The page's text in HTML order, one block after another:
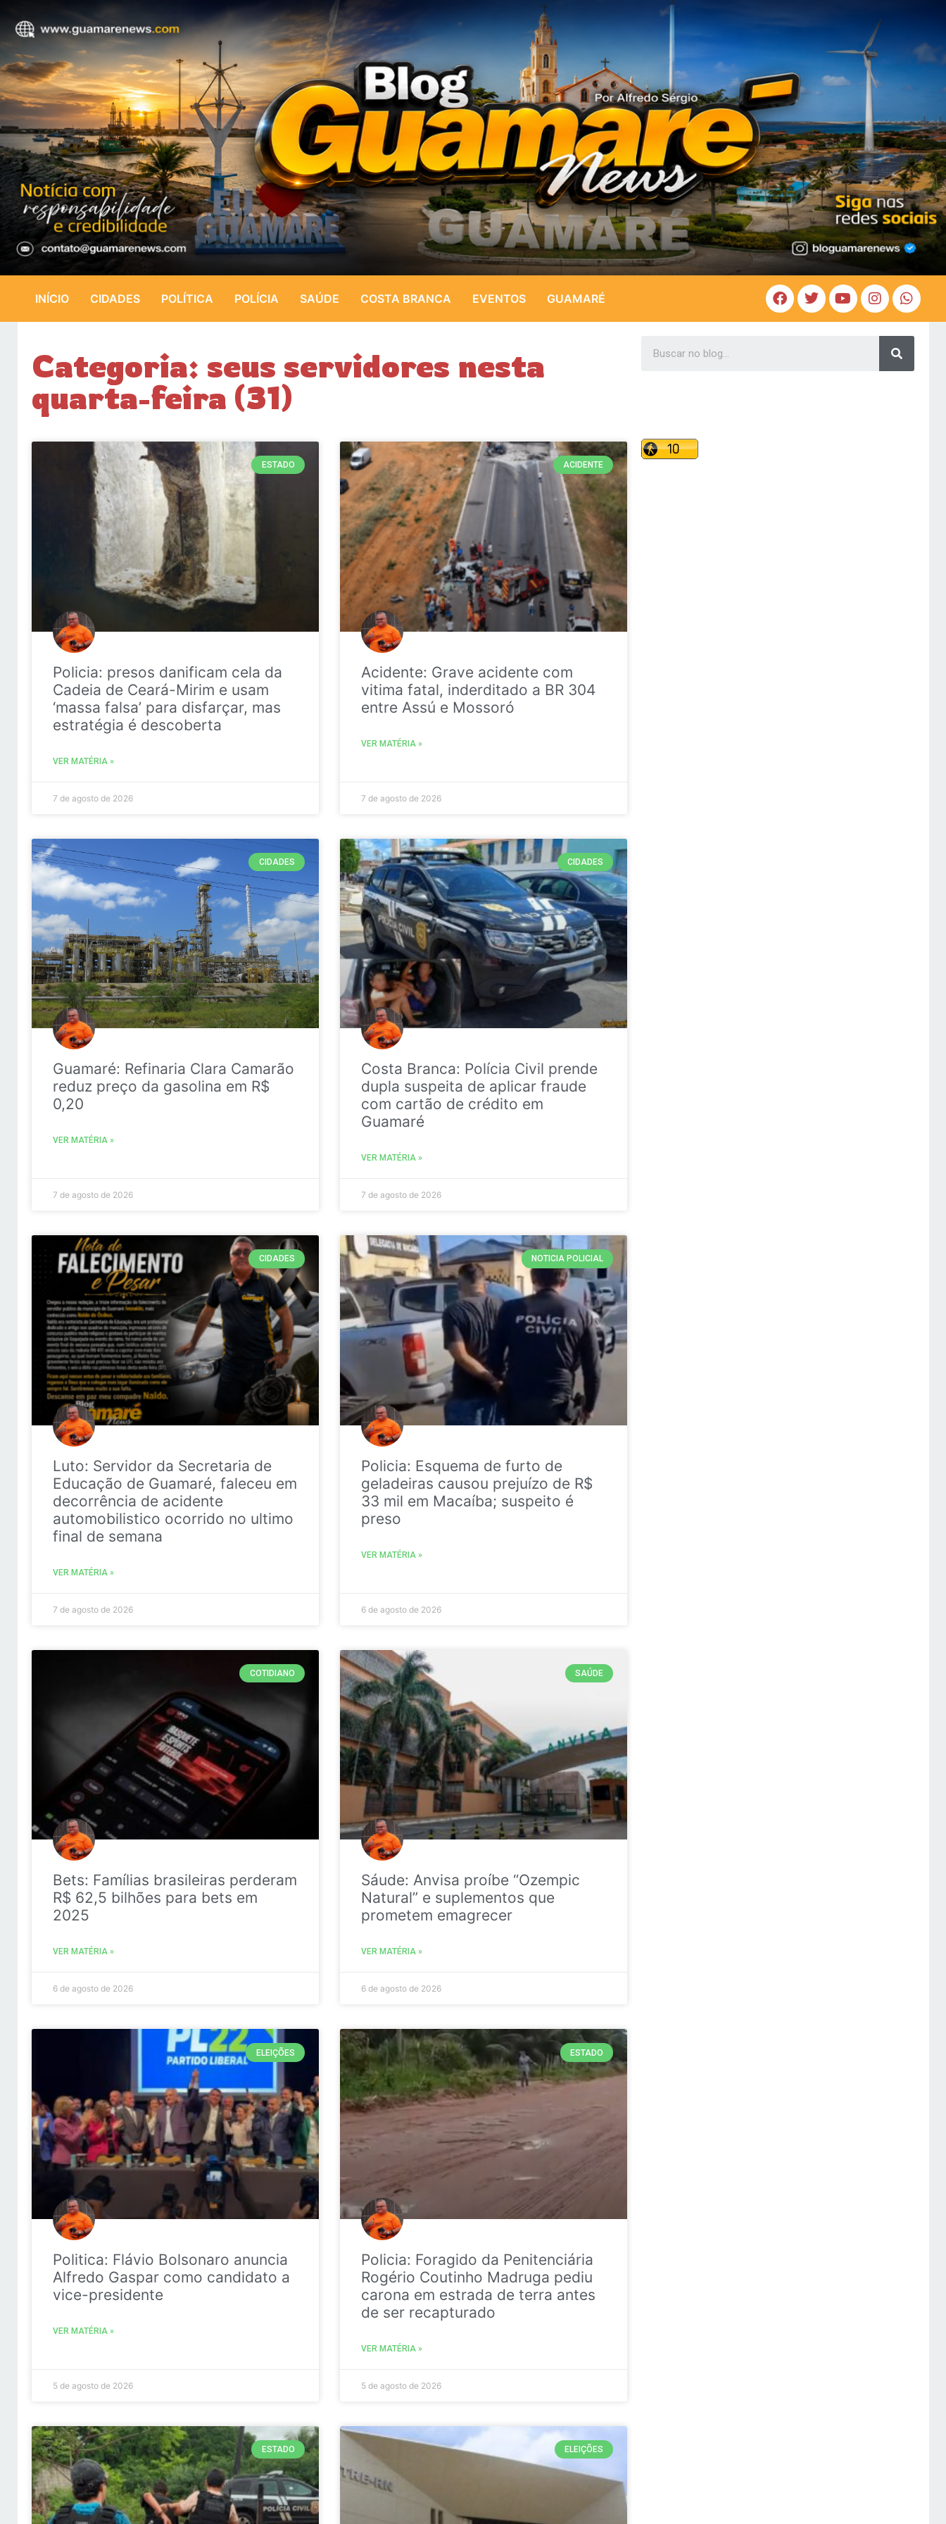
INÍCIO CIDADES POLÍTICA POLÍCIA SAÚDE COSTA BRANCA EVENTOS GUAMARÉ
Categoria: seus servidores nesta
quarta-feira (31)
ESTADO
Policia: presos danificam cela da
Cadeia de Ceará-Mirim e usam
‘massa falsa’ para disfarçar, mas
estratégia é descoberta
VER MATÉRIA »
7 de agosto de 2026
ACIDENTE
Acidente: Grave acidente com
vitima fatal, inderditado a BR 304
entre Assú e Mossoró
VER MATÉRIA »
7 de agosto de 2026
CIDADES
Guamaré: Refinaria Clara Camarão
reduz preço da gasolina em R$
0,20
VER MATÉRIA »
7 de agosto de 2026
CIDADES
Costa Branca: Polícia Civil prende
dupla suspeita de aplicar fraude
com cartão de crédito em
Guamaré
VER MATÉRIA »
7 de agosto de 2026
CIDADES
Luto: Servidor da Secretaria de
Educação de Guamaré, faleceu em
decorrência de acidente
automobilistico ocorrido no ultimo
final de semana
VER MATÉRIA »
7 de agosto de 2026
NOTICIA POLICIAL
Policia: Esquema de furto de
geladeiras causou prejuízo de R$
33 mil em Macaíba; suspeito é
preso
VER MATÉRIA »
6 de agosto de 2026
COTIDIANO
Bets: Famílias brasileiras perderam
R$ 62,5 bilhões para bets em
2025
VER MATÉRIA »
6 de agosto de 2026
SAÚDE
Sáude: Anvisa proíbe “Ozempic
Natural” e suplementos que
prometem emagrecer
VER MATÉRIA »
6 de agosto de 2026
ELEIÇÕES
Politica: Flávio Bolsonaro anuncia
Alfredo Gaspar como candidato a
vice-presidente
VER MATÉRIA »
5 de agosto de 2026
ESTADO
Policia: Foragido da Penitenciária
Rogério Coutinho Madruga pediu
carona em estrada de terra antes
de ser recapturado
VER MATÉRIA »
5 de agosto de 2026
ESTADO ELEIÇÕES